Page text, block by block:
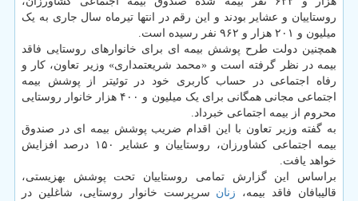
روستاییان و عشایر بودند و این رقم در انتها تیرماه سال جاری به یک
میلیون و ۲۰۱ هزار و ۹۶۲ نفر رسیده است.
همچنین دولت طرح پوشش بیمه ای برای خانوارهای روستایی فاقد
بیمه در نظر گرفته است و «محمد شریعتمداری» وزیر تعاون، کار و
رفاه اجتماعی در حساب کاربری خود در توئیتر از پوشش بیمه
اجتماعی مجانی همگانی برای یک میلیون و ۴۰۰ هزار خانوار روستایی
محروم از بیمه اجتماعی خبرداد.
به گفته وزیر تعاون با این اقدام ضریب پوشش بیمه ای در صندوق
بیمه اجتماعی کشاورزان، روستاییان و عشایر ۱۵۰ درصد افزایش
خواهد یافت.
براساس این گزارش تمامی روستاییان تحت پوشش بهزیستی،
قالیبافان فاقد بیمه، زنان سرپرست خانوار روستایی، شاغلین در